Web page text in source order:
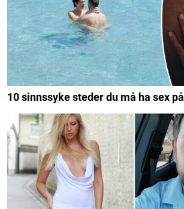
10 sinnssyke steder du må ha sex på